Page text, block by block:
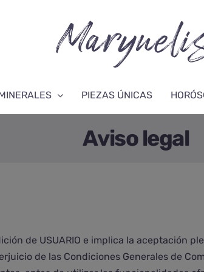
PIEZAS ÚNICAS
Aviso legal
de USUARIO e implica la aceptación
de las Condiciones Generales de